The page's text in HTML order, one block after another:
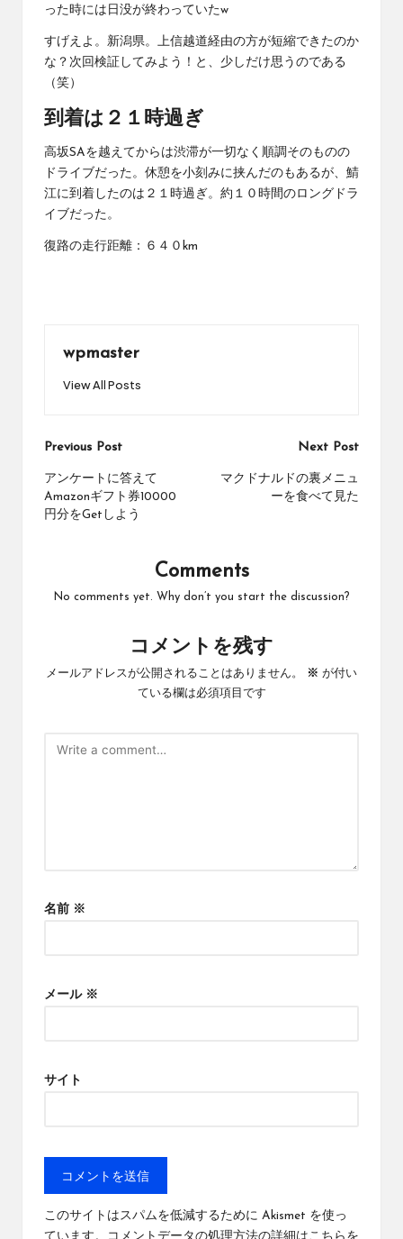
った時には日没が終わっていたw
すげえよ。新潟県。上信越道経由の方が短縮できたのか
な？次回検証してみよう！と、少しだけ思うのである
（笑）
到着は２１時過ぎ
高坂SAを越えてからは渋滞が一切なく順調そのものの
ドライブだった。休憩を小刻みに挟んだのもあるが、鯖
江に到着したのは２１時過ぎ。約１０時間のロングドラ
イブだった。
復路の走行距離：６４０km
wpmaster
View All Posts
Post
navigation
Previous Post
アンケートに答えて
Amazonギフト券10000
円分をGetしよう
Next Post
マクドナルドの裏メニュ
ーを食べて見た
Comments
No comments yet. Why don’t you start the discussion?
コメントを残す
メールアドレスが公開されることはありません。 ※ が付い
ている欄は必須項目です
名前 ※
メール ※
サイト
このサイトはスパムを低減するために Akismet を使っ
ています。
コメントデータの処理方法の詳細はこちらを